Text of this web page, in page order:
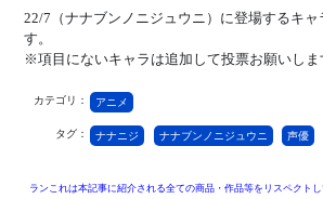
22/7（ナナブンノニジュウニ）に登場するキ
す。
※項目にないキャラは追加して投票お願いしま
カテゴリ： アニメ
タグ： ナナニジ ナナブンノニジュウニ 声優
ランこれは本記事に紹介される全ての商品・作品等をリスペクト